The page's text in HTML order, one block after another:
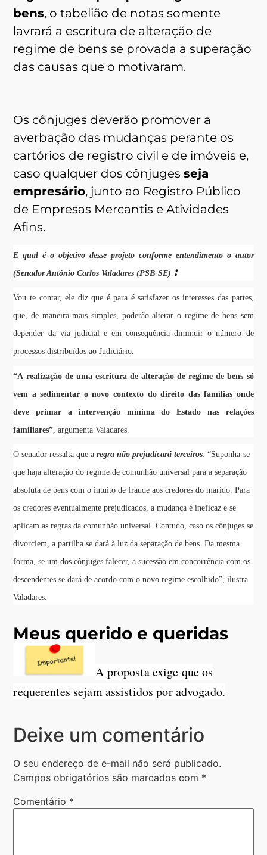
bens, o tabelião de notas somente
lavrará a escritura de alteração de
regime de bens se provada a superação
das causas que o motivaram.
Os cônjuges deverão promover a
averbação das mudanças perante os
cartórios de registro civil e de imóveis e,
caso qualquer dos cônjugesseja
empresário, junto ao Registro Público
de Empresas Mercantis e Atividades
Afins.
E qual é o objetivo desse projeto conforme entendimento o autor
(Senador Antônio Carlos Valadares (PSB-SE) :
Vou te contar, ele diz que é para é satisfazer os interesses das partes,
que, de maneira mais simples, poderão alterar o regime de bens sem
depender da via judicial e em consequência diminuir o número de
processos distribuídos ao Judiciário.
“A realização de uma escritura de alteração de regime de bens só
vem a sedimentar o novo contexto do direito das famílias onde
deve primar a intervenção mínima do Estado nas relações
familiares” , argumenta Valadares.
O senador ressalta que aregra não prejudicará terceiros:“Suponha-se
que haja alteração do regime de comunhão universal para a separação
absoluta de bens com o intuito de fraude aos credores do marido. Para
os credores eventualmente prejudicados, a mudança é ineficaz e se
aplicam as regras da comunhão universal. Contudo, caso os cônjuges se
divorciem, a partilha se dará à luz da separação de bens. Da mesma
forma, se um dos cônjuges falecer, a sucessão em concorrência com os
descendentes se dará de acordo com o novo regime escolhido”, ilustra
Valadares.
Meus querido e queridas
A proposta exige que os
requerentes sejam assistidos por advogado.
Deixe um comentário
O seu endereço de e-mail não será publicado.
Campos obrigatórios são marcados com *
Comentário *